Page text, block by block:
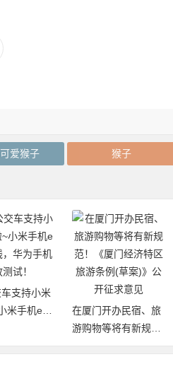
爱猴子 猴子
支持小米
米手机e通
在厦门开办民宿、旅
游购物等将有新规
范！《厦门经济特区